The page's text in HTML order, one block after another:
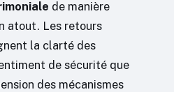
de manière
atout. Les retours
la clarté des
de sécurité que
des mécanismes